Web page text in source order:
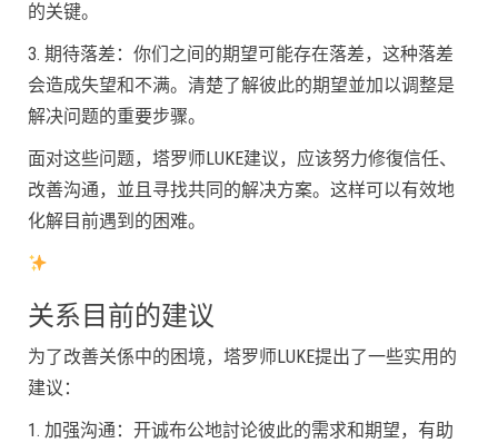
的关键。
3. 期待落差：你们之间的期望可能存在落差，这种落差
会造成失望和不满。清楚了解彼此的期望並加以调整是
解决问题的重要步骤。
面对这些问题，塔罗师LUKE建议，应该努力修復信任、
改善沟通，並且寻找共同的解决方案。这样可以有效地
化解目前遇到的困难。
关系目前的建议
为了改善关係中的困境，塔罗师LUKE提出了一些实用的
建议：
1. 加强沟通：开诚布公地討论彼此的需求和期望，有助